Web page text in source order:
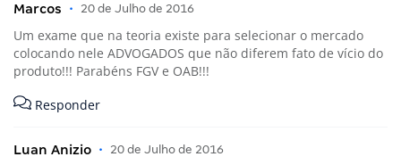
Marcos • 20 de Julho de 2016
Um exame que na teoria existe para selecionar o mercado
colocando nele ADVOGADOS que não diferem fato de vício do
produto!!! Parabéns FGV e OAB!!!
Responder
Luan Anizio • 20 de Julho de 2016